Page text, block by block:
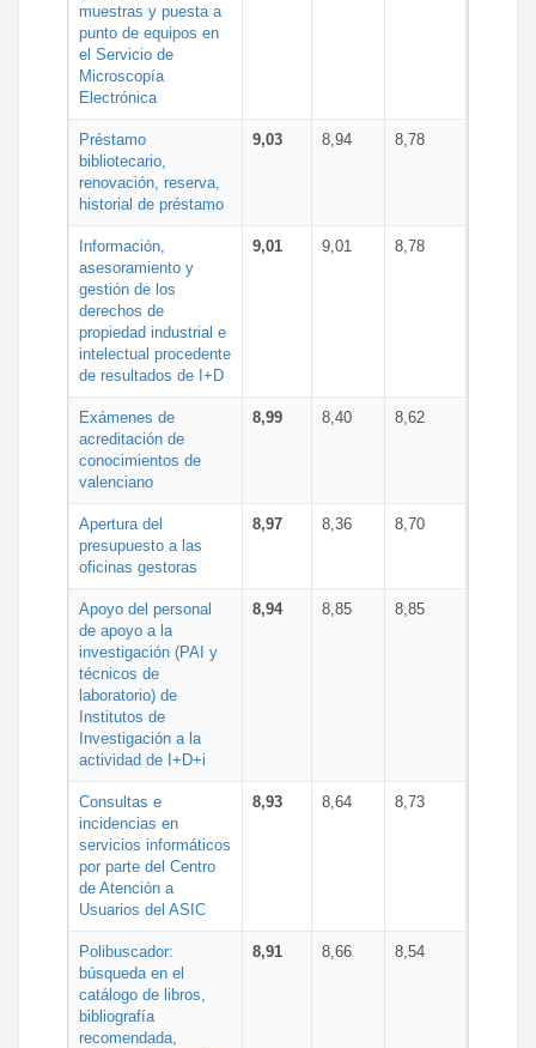
muestras y puesta a
punto de equipos en
el Servicio de
Microscopía
Electrónica
Préstamo
bibliotecario,
renovación, reserva,
historial de préstamo
9,03 8,94 8,78
Información,
asesoramiento y
gestión de los
derechos de
propiedad industrial e
intelectual procedente
de resultados de I+D
9,01 9,01 8,78
Exámenes de
acreditación de
conocimientos de
valenciano
8,99 8,40 8,62
Apertura del
presupuesto a las
oficinas gestoras
8,97 8,36 8,70
Apoyo del personal
de apoyo a la
investigación (PAI y
técnicos de
laboratorio) de
Institutos de
Investigación a la
actividad de I+D+i
8,94 8,85 8,85
Consultas e
incidencias en
servicios informáticos
por parte del Centro
de Atención a
Usuarios del ASIC
8,93 8,64 8,73
Polibuscador:
búsqueda en el
catálogo de libros,
bibliografía
recomendada,
8,91 8,66 8,54